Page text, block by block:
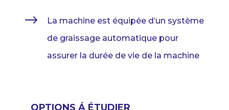
$
La machine est équipée d’un système
de graissage automatique pour
assurer la durée de vie de la machine
OPTIONS Á ÉTUDIER